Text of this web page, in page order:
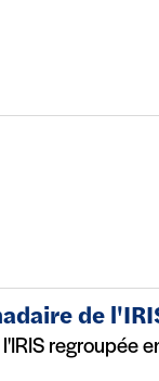
de
regroupée